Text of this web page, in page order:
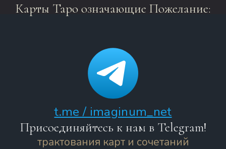
Карты Таро означающие Пожелание:
t.me / imaginum_net
Присоединяйтесь к нам в Telegram!
трактования карт и сочетаний